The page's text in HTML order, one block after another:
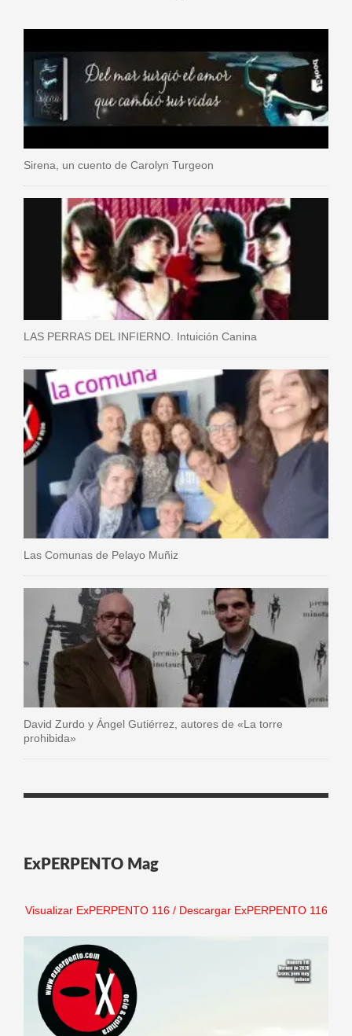
Sirena, un cuento de Carolyn Turgeon
LAS PERRAS DEL INFIERNO. Intuición Canina
Las Comunas de Pelayo Muñiz
David Zurdo y Ángel Gutiérrez, autores de «La torre
prohibida»
ExPERPENTO Mag
Visualizar ExPERPENTO 116/ Descargar ExPERPENTO 116